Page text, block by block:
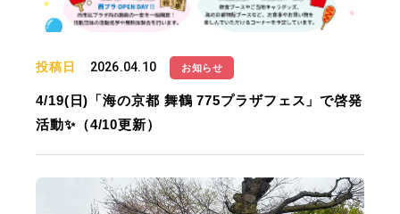
投稿日 2026.04.10 お知らせ
4/19(日)「海の京都 舞鶴 775プラザフェス」で啓発
活動✨（4/10更新）